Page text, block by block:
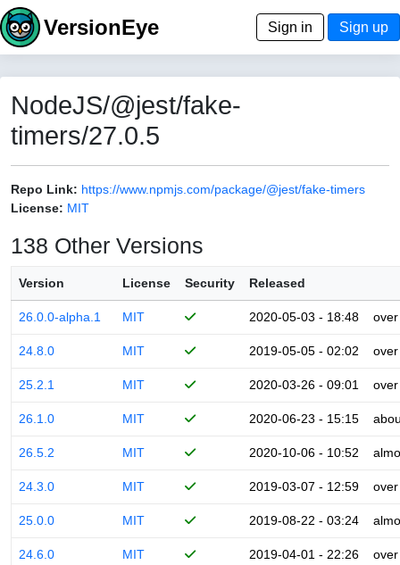
VersionEye Sign in Sign up
NodeJS/@jest/fake-
timers/27.0.5
Repo Link: https://www.npmjs.com/package/@jest/fake-timers
License: MIT
138 Other Versions
Version License Security Released
26.0.0-alpha.1 MIT 2020-05-03 - 18:48
24.8.0 MIT 2019-05-05 - 02:02
25.2.1 MIT 2020-03-26 - 09:01
26.1.0 MIT 2020-06-23 - 15:15
26.5.2 MIT 2020-10-06 - 10:52
24.3.0 MIT 2019-03-07 - 12:59
25.0.0 MIT 2019-08-22 - 03:24
24.6.0 MIT 2019-04-01 - 22:26